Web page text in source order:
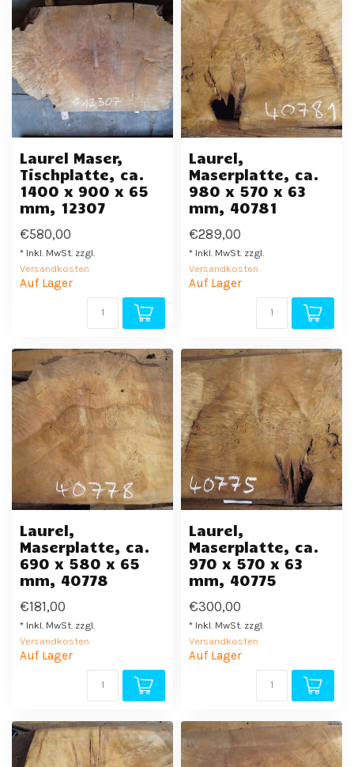
Laurel Maser,
Tischplatte, ca.
1400 x 900 x 65
mm, 12307
€580,00
* Inkl. MwSt. zzgl.
Versandkosten
Auf Lager
Laurel,
Maserplatte, ca.
980 x 570 x 63
mm, 40781
€289,00
* Inkl. MwSt. zzgl.
Versandkosten
Auf Lager
Laurel,
Maserplatte, ca.
690 x 580 x 65
mm, 40778
€181,00
* Inkl. MwSt. zzgl.
Versandkosten
Auf Lager
Laurel,
Maserplatte, ca.
970 x 570 x 63
mm, 40775
€300,00
* Inkl. MwSt. zzgl.
Versandkosten
Auf Lager